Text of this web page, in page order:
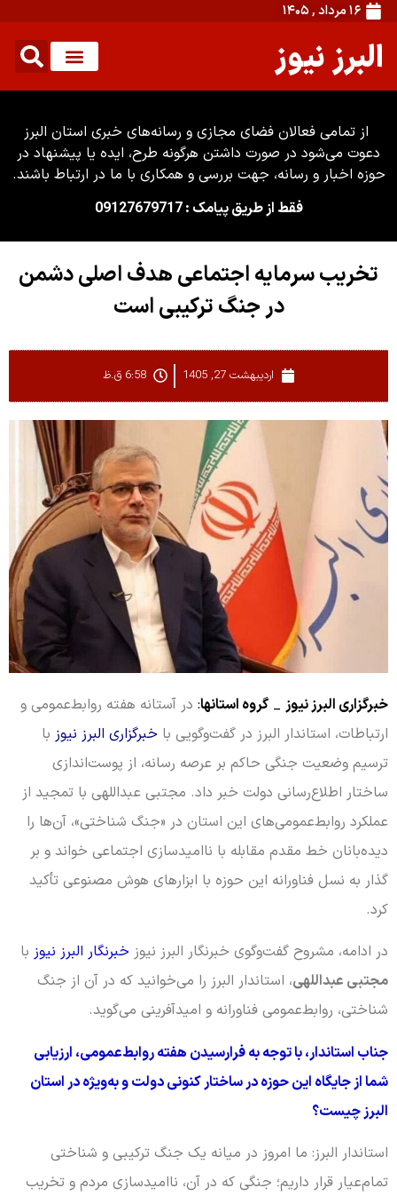
۱۶ مرداد , ۱۴۰۵
البرز نیوز
از تمامی فعالان فضای مجازی و رسانه‌های خبری استان البرز
دعوت می‌شود در صورت داشتن هرگونه طرح، ایده یا پیشنهاد در
حوزه اخبار و رسانه، جهت بررسی و همکاری با ما در ارتباط باشند.
فقط از طریق پیامک : 09127679717
تخریب سرمایه اجتماعی هدف اصلی دشمن
در جنگ ترکیبی است
اردیبهشت 27, 1405 6:58 ق.ظ
خبرگزاری البرز نیوز _ گروه استانها: در آستانه هفته روابط‌عمومی و
ارتباطات، استاندار البرز در گفت‌وگویی با خبرگزاری البرز نیوز با
ترسیم وضعیت جنگی حاکم بر عرصه رسانه، از پوست‌اندازی
ساختار اطلاع‌رسانی دولت خبر داد. مجتبی عبداللهی با تمجید از
عملکرد روابط‌عمومی‌های این استان در «جنگ شناختی»، آن‌ها را
دیده‌بانان خط مقدم مقابله با ناامیدسازی اجتماعی خواند و بر
گذار به نسل فناورانه این حوزه با ابزارهای هوش مصنوعی تأکید
کرد.
در ادامه، مشروح گفت‌وگوی خبرنگار البرز نیوز خبرنگار البرز نیوز با
مجتبی عبداللهی، استاندار البرز را می‌خوانید که در آن از جنگ
شناختی، روابط‌عمومی فناورانه و امیدآفرینی می‌گوید.
جناب استاندار، با توجه به فرارسیدن هفته روابط‌عمومی، ارزیابی
شما از جایگاه این حوزه در ساختار کنونی دولت و به‌ویژه در استان
البرز چیست؟
استاندار البرز: ما امروز در میانه یک جنگ ترکیبی و شناختی
تمام‌عیار قرار داریم؛ جنگی که در آن، ناامیدسازی مردم و تخریب